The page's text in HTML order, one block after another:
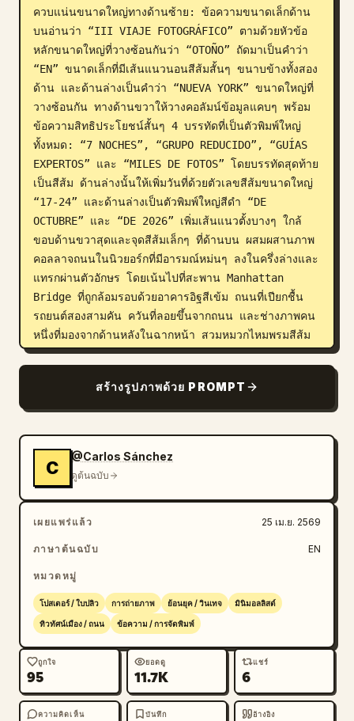
ควบแน่นขนาดใหญ่ทางด้านซ้าย: ข้อความขนาดเล็กด้าน
บนอ่านว่า “III VIAJE FOTOGRÁFICO” ตามด้วยหัวข้อ
หลักขนาดใหญ่ที่วางซ้อนกันว่า “OTOÑO” ถัดมาเป็นคำว่า
“EN” ขนาดเล็กที่มีเส้นแนวนอนสีส้มสั้นๆ ขนาบข้างทั้งสอง
ด้าน และด้านล่างเป็นคำว่า “NUEVA YORK” ขนาดใหญ่ที่
วางซ้อนกัน ทางด้านขวาให้วางคอลัมน์ข้อมูลแคบๆ พร้อม
ข้อความสิทธิประโยชน์สั้นๆ 4 บรรทัดที่เป็นตัวพิมพ์ใหญ่
ทั้งหมด: “7 NOCHES”, “GRUPO REDUCIDO”, “GUÍAS
EXPERTOS” และ “MILES DE FOTOS” โดยบรรทัดสุดท้าย
เป็นสีส้ม ด้านล่างนั้นให้เพิ่มวันที่ด้วยตัวเลขสีส้มขนาดใหญ่
“17-24” และด้านล่างเป็นตัวพิมพ์ใหญ่สีดำ “DE
OCTUBRE” และ “DE 2026” เพิ่มเส้นแนวตั้งบางๆ ใกล้
ขอบด้านขวาสุดและจุดสีส้มเล็กๆ ที่ด้านบน ผสมผสานภาพ
คอลลาจถนนในนิวยอร์กที่มีอารมณ์หม่นๆ ลงในครึ่งล่างและ
แทรกผ่านตัวอักษร โดยเน้นไปที่สะพาน Manhattan
Bridge ที่ถูกล้อมรอบด้วยอาคารอิฐสีเข้ม ถนนที่เปียกชื้น
รถยนต์สองสามคัน ควันที่ลอยขึ้นจากถนน และช่างภาพคน
หนึ่งที่มองจากด้านหลังในฉากหน้า สวมหมวกไหมพรมสีส้ม
สนิมและสะพายเป้ กำลังถือกล้องหันไปทางสะพาน ให้ตัว
คล้ายกันผสมผสานกับภาพเมืองทั่วครึ่งล่าง สร้างเอฟเฟกต์
โปสเตอร์แบบซ้อนภาพ (double-exposure) เพิ่มพื้นผิว
ความหม่นแบบกรันจ์เล็กน้อยเพื่อให้ได้งานสไตล์บรรณาธิการ
ที่ดูทำมือ ในพื้นที่ด้านซ้ายล่าง-กลาง ให้วางตราประทับ
วงกลมสีส้มที่มีไอคอนคบเพลิงของเทพีเสรีภาพและข้อความ
โค้ง “III VIAJE FOTOGRÁFICO · OTOÑO EN NUEVA
YORK” ตลอดแนวขอบด้านล่าง ให้สร้างแถบสีเข้มพร้อม
เครดิตผู้นำเสนอ 2 คน ซ้ายและขวา คั่นด้วยเส้นแนวตั้งสี
“@CHOCUTUTS” เป็นสีส้มด้านล่าง ด้านขวา “JON
TARAFA” พร้อม “@JONTCPHOTO” เป็นสีส้มด้านล่าง ตรง
กลางที่ด้านล่างสุด ให้เพิ่มเว็บไซต์ “VIAJENY.COM” ด้วย
ขาวดำที่ถูกตัดบางส่วน 2 ภาพไว้ที่มุมด้านล่าง ซ้ายและ
ขวา โดยให้กลมกลืนไปกับพื้นที่ส่วนท้ายที่เป็นสีเข้ม สไตล์
โดยรวม: โฆษณาการท่องเที่ยวแบบภาพยนตร์ โปสเตอร์
นิตยสารร่วมสมัย ลำดับชั้นของตัวอักษรที่โดดเด่น คอลลาจ
สร้างรูปภาพด้วย PROMPT
C
@Carlos Sánchez
ดูต้นฉบับ
เผยแพร่แล้ว 25 เม.ย. 2569
ภาษาต้นฉบับ EN
หมวดหมู่
โปสเตอร์ / ใบปลิว การถ่ายภาพ ย้อนยุค / วินเทจ มินิมอลลิสต์
ทิวทัศน์เมือง / ถนน ข้อความ / การจัดพิมพ์
ถูกใจ
95
ยอดดู
11.7K
แชร์
6
ความคิดเห็น บันทึก อ้างอิง